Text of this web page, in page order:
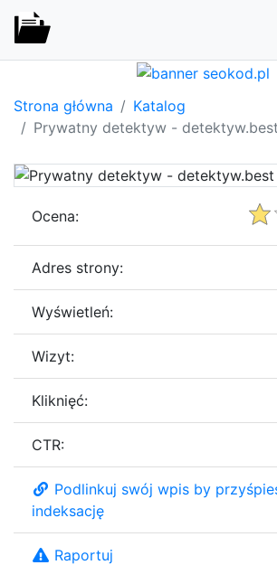
Strona główna
Katalog
Prywatny detektyw - detektyw.best
Ocena:
Adres strony:
Wyświetleń:
Wizyt:
Kliknięć:
CTR:
Podlinkuj swój wpis by
indeksację
Raportuj